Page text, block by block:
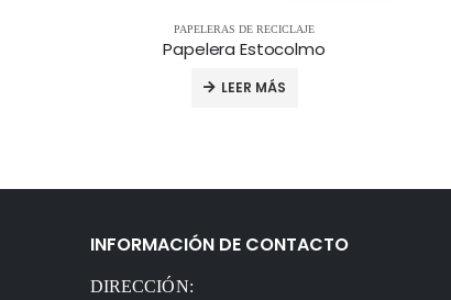
PAPELERAS DE RECICLAJE
Papelera Estocolmo
LEER MÁS
INFORMACIÓN DE CONTACTO
DIRECCIÓN: